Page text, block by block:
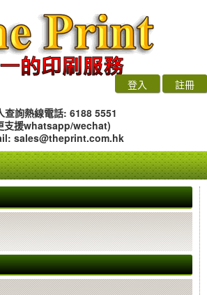
登入 註冊
查詢熱線電話: 6188 5551
支援whatsapp/wechat)
sales@theprint.com.hk